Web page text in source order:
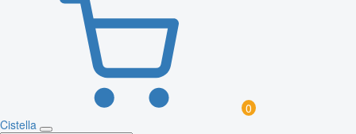
0
Cistella